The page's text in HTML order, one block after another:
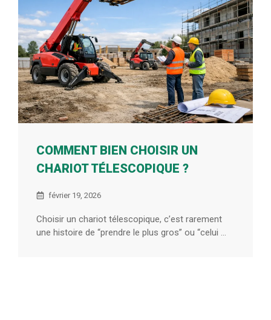
COMMENT BIEN CHOISIR UN
CHARIOT TÉLESCOPIQUE ?
février 19, 2026
Choisir un chariot télescopique, c’est rarement
une histoire de “prendre le plus gros” ou “celui ...